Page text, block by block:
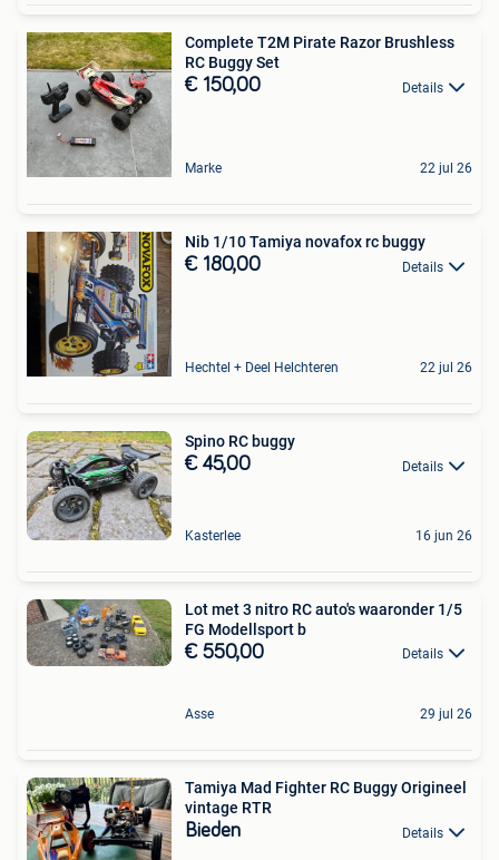
Complete T2M Pirate Razor Brushless
RC Buggy Set
€ 150,00 Details
Marke 22 jul 26
Nib 1/10 Tamiya novafox rc buggy
€ 180,00 Details
Hechtel + Deel Helchteren 22 jul 26
Spino RC buggy
€ 45,00 Details
Kasterlee 16 jun 26
Lot met 3 nitro RC auto's waaronder 1/5
FG Modellsport b
€ 550,00 Details
Asse 29 jul 26
Tamiya Mad Fighter RC Buggy Origineel
vintage RTR
Bieden Details